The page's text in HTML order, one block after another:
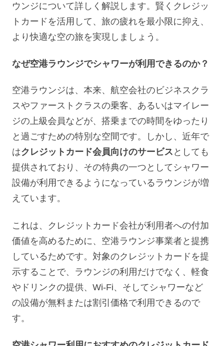
ウンジについて詳しく解説します。賢くクレジッ
トカードを活用して、旅の疲れを最小限に抑え、
より快適な空の旅を実現しましょう。
なぜ空港ラウンジでシャワーが利用できるのか？
空港ラウンジは、本来、航空会社のビジネスクラ
スやファーストクラスの乗客、あるいはマイレー
ジの上級会員などが、搭乗までの時間をゆったり
と過ごすための特別な空間です。しかし、近年で
はクレジットカード会員向けのサービス としても
提供されており、その特典の一つとしてシャワー
設備が利用できるようになっているラウンジが増
えています。
これは、クレジットカード会社が利用者への付加
価値を高めるために、空港ラウンジ事業者と提携
しているためです。対象のクレジットカードを提
示することで、ラウンジの利用だけでなく、軽食
やドリンクの提供、Wi-Fi、そしてシャワーなど
の設備が無料または割引価格で利用できるので
す。